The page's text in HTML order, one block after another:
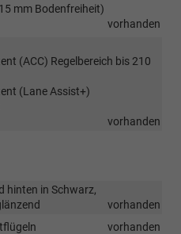
mm Bodenfreiheit)
vorhanden
(ACC) Regelbereich bis 210
(Lane Assist+)
vorhanden
hinten in Schwarz,
vorhanden
vorhanden